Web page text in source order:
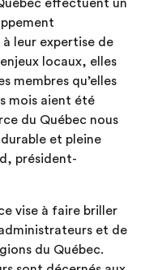
effectuent un
leur expertise de
locaux, elles
membres qu’elles
mois aient été
du Québec nous
et pleine
président-
vise à faire briller
et de
du Québec.